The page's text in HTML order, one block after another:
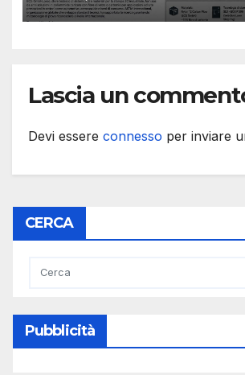
dal processo
Lascia un
Devi essere connesso per inviare
CERCA
Pubblicità